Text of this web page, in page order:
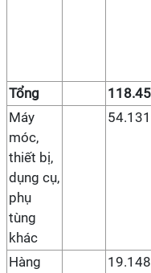
Tổng
Máy
móc,
thiết bị,
dụng cụ,
phụ
tùng
khác
Hàng